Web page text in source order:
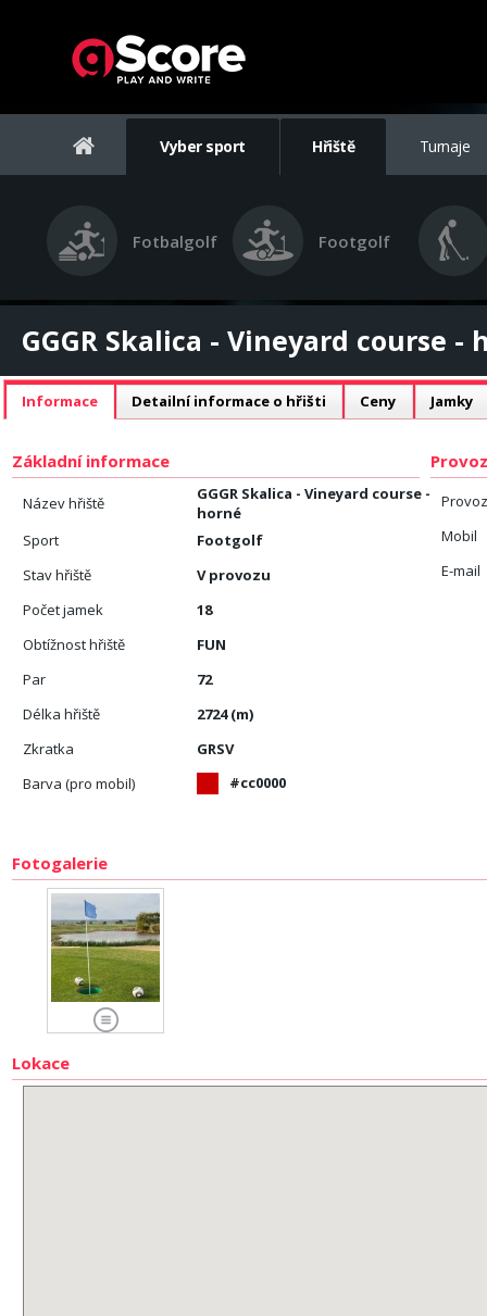
Vyber sport Hřiště Turnaje
Fotbalgolf Footgolf
GGGR Skalica - Vineyard course
Informace Detailní informace o hřišti Ceny Jamky
Základní informace
Název hřiště
GGGR Skalica - Vineyard course -
horné
Sport
Footgolf
Stav hřiště
V provozu
Počet jamek
18
Obtížnost hřiště
FUN
Par
72
Délka hřiště
2724 (m)
Zkratka
GRSV
Barva (pro mobil)
#cc0000
Mobil
E-mail
Fotogalerie
Lokace